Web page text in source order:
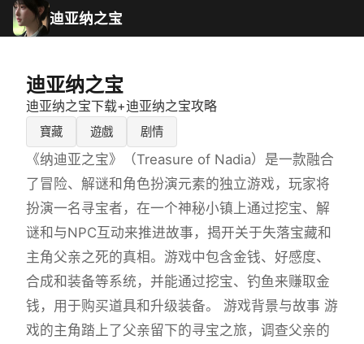
迪亚纳之宝
迪亚纳之宝
迪亚纳之宝下载+迪亚纳之宝攻略
寶藏 遊戲 剧情
《纳迪亚之宝》（Treasure of Nadia）是一款融合
了冒险、解谜和角色扮演元素的独立游戏，玩家将
扮演一名寻宝者，在一个神秘小镇上通过挖宝、解
谜和与NPC互动来推进故事，揭开关于失落宝藏和
主角父亲之死的真相。游戏中包含金钱、好感度、
合成和装备等系统，并能通过挖宝、钓鱼来赚取金
钱，用于购买道具和升级装备。 游戏背景与故事 游
戏的主角踏上了父亲留下的寻宝之旅，调查父亲的